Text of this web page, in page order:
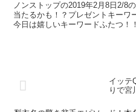
ノンストップの2019年2月8日2/8
当たるかも！？プレゼントキーワ
今日は嬉しいキーワードふたつ！
イッテ
りで宮